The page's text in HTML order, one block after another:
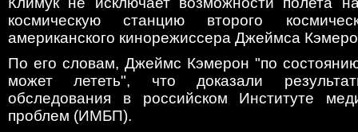
космическую станцию второго
американского кинорежиссера Джеймса
По его словам, Джеймс Кэмерон "по
может лететь", что доказали
обследования в российском Институте
проблем (ИМБП).